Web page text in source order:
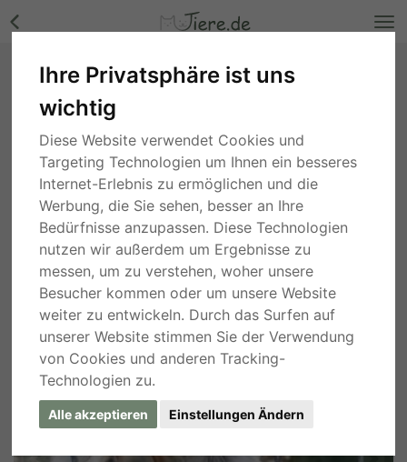
Ihre Privatsphäre ist uns
wichtig
Diese Website verwendet Cookies und
Targeting Technologien um Ihnen ein besseres
Internet-Erlebnis zu ermöglichen und die
Werbung, die Sie sehen, besser an Ihre
Bedürfnisse anzupassen. Diese Technologien
nutzen wir außerdem um Ergebnisse zu
messen, um zu verstehen, woher unsere
Besucher kommen oder um unsere Website
weiter zu entwickeln. Durch das Surfen auf
unserer Website stimmen Sie der Verwendung
von Cookies und anderen Tracking-
Technologien zu.
Alle akzeptieren Einstellungen Ändern
Anton, Mischling - Rüde Bilder
Rheinland-Pfalz, vor 2 Jahren